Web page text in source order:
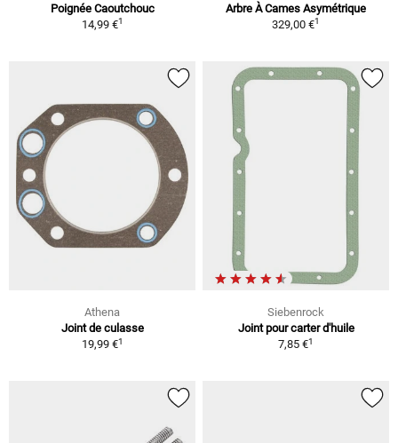
Poignée Caoutchouc
14,99 €1
Arbre À Cames Asymétrique
329,00 €1
Athena
Joint de culasse
19,99 €1
Siebenrock
Joint pour carter d'huile
7,85 €1